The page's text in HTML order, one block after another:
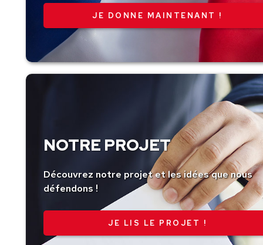
NOTRE PROJET
Découvrez notre projet et les idées que nous
défendons !
JE LIS LE PROJET !